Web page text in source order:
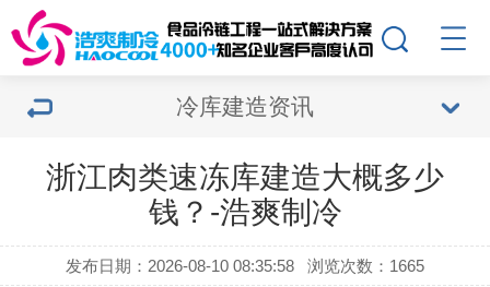
冷库建造资讯
浙江肉类速冻库建造大概多少
钱？-浩爽制冷
发布日期：2026-08-10 08:35:58 浏览次数：1665